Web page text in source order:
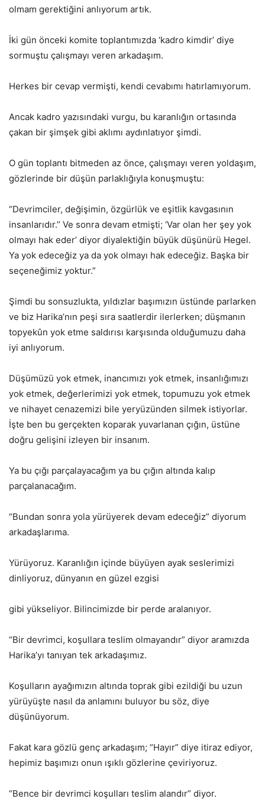
olmam gerektiğini anlıyorum artık.
İki gün önceki komite toplantımızda ‘kadro kimdir’ diye
sormuştu çalışmayı veren arkadaşım.
Herkes bir cevap vermişti, kendi cevabımı hatırlamıyorum.
Ancak kadro yazısındaki vurgu, bu karanlığın ortasında
çakan bir şimşek gibi aklımı aydınlatıyor şimdi.
O gün toplantı bitmeden az önce, çalışmayı veren yoldaşım,
gözlerinde bir düşün parlaklığıyla konuşmuştu:
“Devrimciler, değişimin, özgürlük ve eşitlik kavgasının
insanlarıdır.’’ Ve sonra devam etmişti; ‘Var olan her şey yok
olmayı hak eder’ diyor diyalektiğin büyük düşünürü Hegel.
Ya yok edeceğiz ya da yok olmayı hak edeceğiz. Başka bir
seçeneğimiz yoktur.”
Şimdi bu sonsuzlukta, yıldızlar başımızın üstünde parlarken
ve biz Harika’nın peşi sıra saatlerdir ilerlerken; düşmanın
topyekûn yok etme saldırısı karşısında olduğumuzu daha
iyi anlıyorum.
Düşümüzü yok etmek, inancımızı yok etmek, insanlığımızı
yok etmek, değerlerimizi yok etmek, topumuzu yok etmek
ve nihayet cenazemizi bile yeryüzünden silmek istiyorlar.
İşte ben bu gerçekten koparak yuvarlanan çığın, üstüne
doğru gelişini izleyen bir insanım.
Ya bu çığı parçalayacağım ya bu çığın altında kalıp
parçalanacağım.
“Bundan sonra yola yürüyerek devam edeceğiz” diyorum
arkadaşlarıma.
Yürüyoruz. Karanlığın içinde büyüyen ayak seslerimizi
dinliyoruz, dünyanın en güzel ezgisi
gibi yükseliyor. Bilincimizde bir perde aralanıyor.
“Bir devrimci, koşullara teslim olmayandır” diyor aramızda
Harika’yı tanıyan tek arkadaşımız.
Koşulların ayağımızın altında toprak gibi ezildiği bu uzun
yürüyüşte nasıl da anlamını buluyor bu söz, diye
düşünüyorum.
Fakat kara gözlü genç arkadaşım; “Hayır” diye itiraz ediyor,
hepimiz başımızı onun ışıklı gözlerine çeviriyoruz.
“Bence bir devrimci koşulları teslim alandır” diyor.